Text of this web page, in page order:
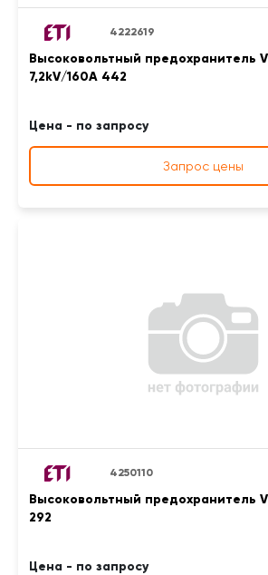
4222619
Высоковольтный предохранитель
7,2kV/160A 442
Цена - по запросу
Запрос цены
4250110
Высоковольтный предохранитель
292
Цена - по запросу